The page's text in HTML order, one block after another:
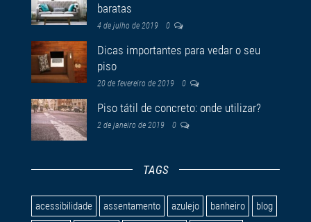
baratas
4 de julho de 2019 0
Dicas importantes para vedar o seu
piso
20 de fevereiro de 2019 0
Piso tátil de concreto: onde utilizar?
2 de janeiro de 2019 0
TAGS
acessibilidade assentamento azulejo banheiro
blog